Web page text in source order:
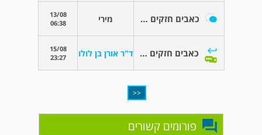
כאבים חזקים אחרי ניתוח החלפת מפרק ירך מירי
13/08
06:38
כאבים חזקים אחרי ניתוח החלפת מפרק ירך ד"ר אורן בן לולו
15/08
23:27
<<
פורומים קשורים